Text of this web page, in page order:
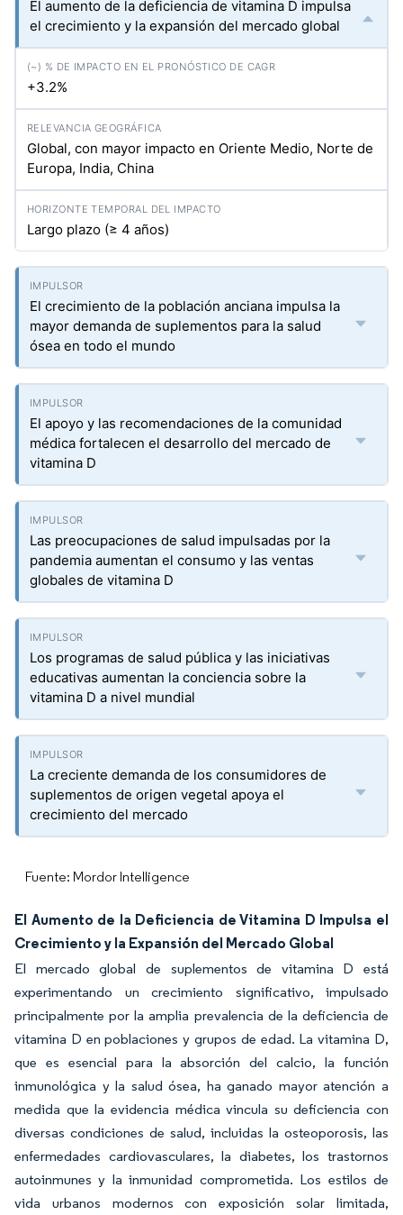
El aumento de la deficiencia de vitamina D impulsa
el crecimiento y la expansión del mercado global
+3.2%
Global, con mayor impacto en Oriente Medio, Norte de
Europa, India, China
Largo plazo (≥ 4 años)
El crecimiento de la población anciana impulsa la
mayor demanda de suplementos para la salud
ósea en todo el mundo
El apoyo y las recomendaciones de la comunidad
médica fortalecen el desarrollo del mercado de
vitamina D
Las preocupaciones de salud impulsadas por la
pandemia aumentan el consumo y las ventas
globales de vitamina D
Los programas de salud pública y las iniciativas
educativas aumentan la conciencia sobre la
vitamina D a nivel mundial
La creciente demanda de los consumidores de
suplementos de origen vegetal apoya el
crecimiento del mercado
Fuente: Mordor Intelligence
El Aumento de la Deficiencia de Vitamina D Impulsa el
Crecimiento y la Expansión del Mercado Global
El mercado global de suplementos de vitamina D está
experimentando un crecimiento significativo, impulsado
principalmente por la amplia prevalencia de la deficiencia de
vitamina D en poblaciones y grupos de edad. La vitamina D,
que es esencial para la absorción del calcio, la función
inmunológica y la salud ósea, ha ganado mayor atención a
medida que la evidencia médica vincula su deficiencia con
diversas condiciones de salud, incluidas la osteoporosis, las
enfermedades cardiovasculares, la diabetes, los trastornos
autoinmunes y la inmunidad comprometida. Los estilos de
vida urbanos modernos con exposición solar limitada,